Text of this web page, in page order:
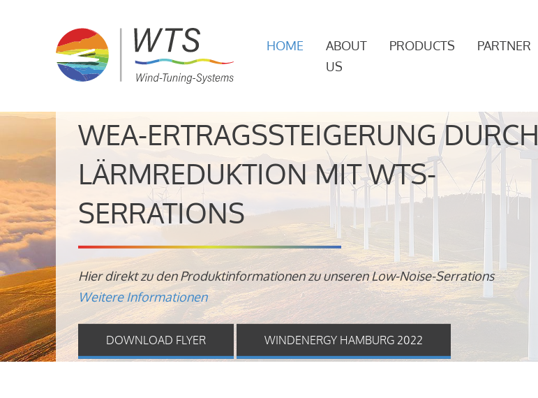
HOME
ABOUT
US
PRODUCTS PARTNER
WEA-ERTRAGSSTEIGERUNG DURCH
LÄRMREDUKTION MIT WTS-
SERRATIONS
Hier direkt zu den Produktinformationen zu unseren Low-Noise-Serrations
Weitere Informationen
DOWNLOAD FLYER WINDENERGY HAMBURG 2022